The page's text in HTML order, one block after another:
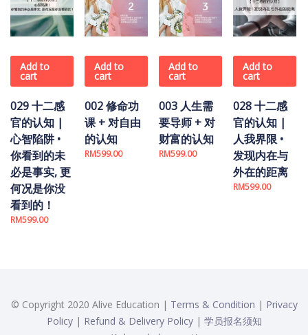
Add to
cart
029 十二感
官的认知 |
心智陷阱 •
你看到的未
必是事实, 更
何况是你没
看到的！
RM599.00
Add to
cart
002 修命功
课 + 对自由
的认知
RM599.00
Add to
cart
003 人生需
要导师 + 对
财富的认知
RM599.00
Add to
cart
028 十二感
官的认知 |
人我界限 •
发现内在与
外在的距离
RM599.00
© Copyright 2020 Alive Education | Terms & Condition | Privacy
Policy| Refund & Delivery Policy| 学员报名须知